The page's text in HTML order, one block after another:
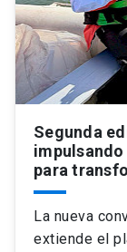
Segunda
para
La nueva
extiende el